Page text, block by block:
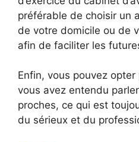
préférable de choisir un
de votre domicile ou de
afin de faciliter les
Enfin, vous pouvez
vous avez entendu
proches, ce qui est
du sérieux et du